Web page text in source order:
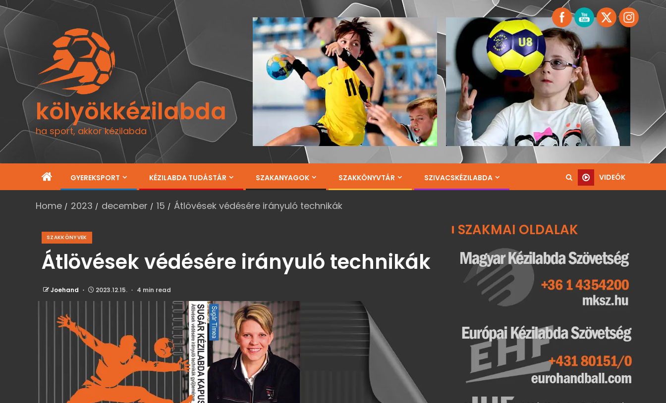
kölyökkézilabda
ha sport, akkor kézilabda
GYEREKSPORT KÉZILABDA TUDÁSTÁR SZAKANYAGOK SZAKKÖNYVTÁR SZIVACSKÉZILABDA VIDEÓK
Home 2023 december 15 Átlövések védésére irányuló technikák
SZAKKÖNYVEK
Átlövések védésére irányuló technikák
Joehand 2023.12.15. 4 min read
SZAKMAI OLDALAK